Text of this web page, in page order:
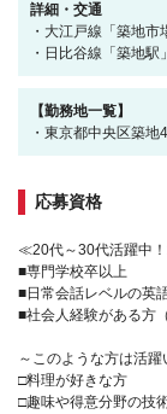
詳細・交通
・大江戸線「築地
・日比谷線「築地
【勤務地一覧】
・東京都中央区築
応募資格
≪20代～30代活躍中
■専門学校卒以上
■日常会話レベルの英
■社会人経験がある方
～このような方は活
□料理が好きな方
□趣味や得意分野の技